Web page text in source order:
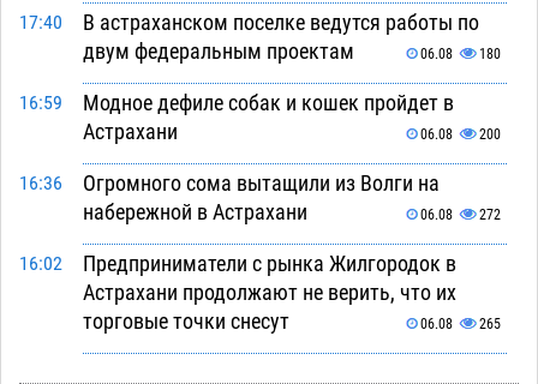
17:40
В астраханском поселке ведутся работы по
двум федеральным проектам
06.08 180
16:59
Модное дефиле собак и кошек пройдет в
Астрахани
06.08 200
16:36
Огромного сома вытащили из Волги на
набережной в Астрахани
06.08 272
16:02
Предприниматели с рынка Жилгородок в
Астрахани продолжают не верить, что их
торговые точки снесут
06.08 265